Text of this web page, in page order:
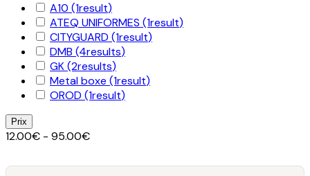
A10 (1result)
ATEQ UNIFORMES (1result)
CITYGUARD (1result)
DMB (4results)
GK(2results)
Metal boxe (1result)
OROD (1result)
Prix
12.00€ - 95.00€